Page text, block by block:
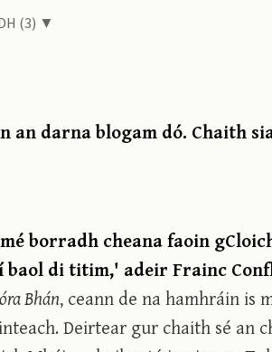
(3) ▼
an darna blogam dó. Chaith
borradh cheana faoin
baol di titim,' adeir Frainc
Bhán, ceann de na hamhráin is
Deirtear gur chaith sé an